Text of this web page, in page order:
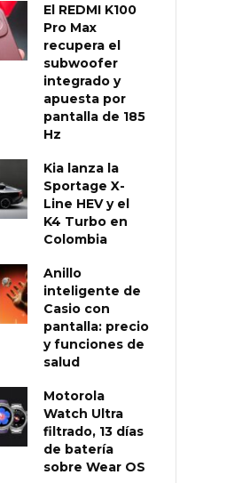
El REDMI K100
Pro Max
recupera el
subwoofer
integrado y
apuesta por
pantalla de 185
Hz
Kia lanza la
Sportage X-
Line HEV y el
K4 Turbo en
Colombia
Anillo
inteligente de
Casio con
pantalla: precio
y funciones de
salud
Motorola
Watch Ultra
filtrado, 13 días
de batería
sobre Wear OS